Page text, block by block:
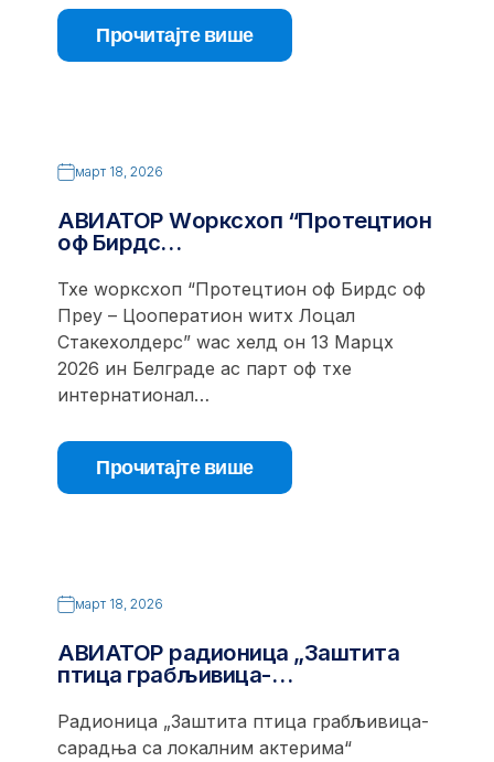
Прочитајте више
март 18, 2026
АВИАТОР Wорксхоп “Протецтион
оф Бирдс…
Тхе wорксхоп “Протецтион оф Бирдс оф
Преy – Цооператион wитх Лоцал
Стакехолдерс” wас хелд он 13 Марцх
2026 ин Белграде ас парт оф тхе
интернатионал…
Прочитајте више
март 18, 2026
АВИАТОР радионица „Заштита
птица грабљивица-…
Радионица „Заштита птица грабљивица-
сарадња са локалним актерима“